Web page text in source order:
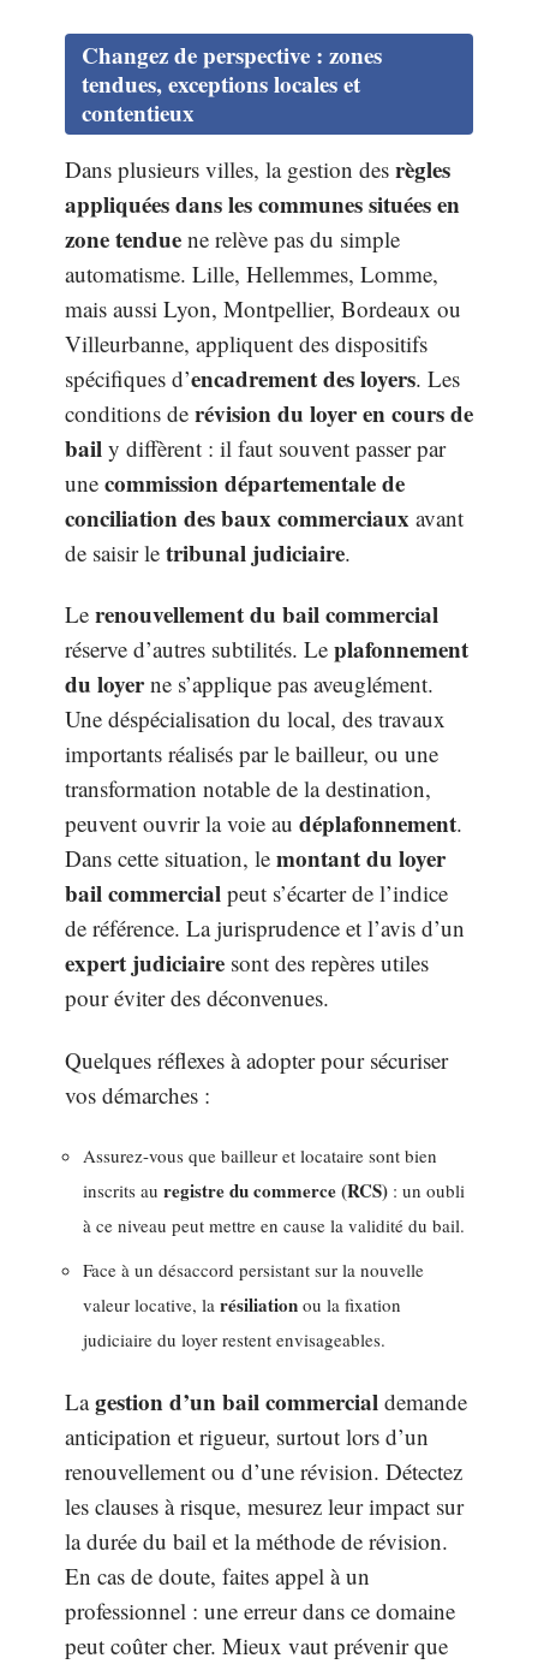
Changez de perspective : zones
tendues, exceptions locales et
contentieux
Dans plusieurs villes, la gestion des règles
appliquées dans les communes situées en
zone tendue ne relève pas du simple
automatisme. Lille, Hellemmes, Lomme,
mais aussi Lyon, Montpellier, Bordeaux ou
Villeurbanne, appliquent des dispositifs
spécifiques d’encadrement des loyers. Les
conditions de révision du loyer en cours de
bail y diffèrent : il faut souvent passer par
une commission départementale de
conciliation des baux commerciaux avant
de saisir le tribunal judiciaire.
Le renouvellement du bail commercial
réserve d’autres subtilités. Le plafonnement
du loyerne s’applique pas aveuglément.
Une déspécialisation du local, des travaux
importants réalisés par le bailleur, ou une
transformation notable de la destination,
peuvent ouvrir la voie au déplafonnement.
Dans cette situation, le montant du loyer
bail commercial peut s’écarter de l’indice
de référence. La jurisprudence et l’avis d’un
expert judiciaire sont des repères utiles
pour éviter des déconvenues.
Quelques réflexes à adopter pour sécuriser
vos démarches :
Assurez-vous que bailleur et locataire sont bien
inscrits au registre du commerce (RCS) : un oubli
à ce niveau peut mettre en cause la validité du bail.
Face à un désaccord persistant sur la nouvelle
valeur locative, la résiliation ou la fixation
judiciaire du loyer restent envisageables.
Lagestion d’un bail commercial demande
anticipation et rigueur, surtout lors d’un
renouvellement ou d’une révision. Détectez
les clauses à risque, mesurez leur impact sur
la durée du bail et la méthode de révision.
En cas de doute, faites appel à un
professionnel : une erreur dans ce domaine
peut coûter cher. Mieux vaut prévenir que